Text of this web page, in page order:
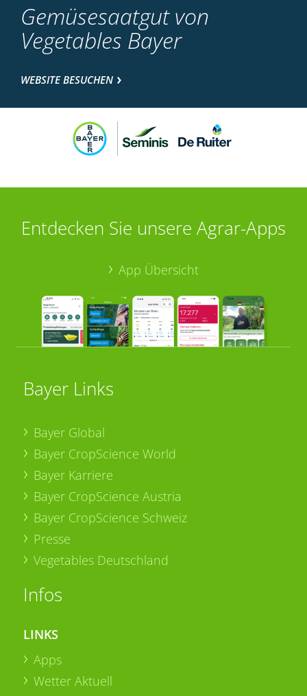
Gemüsesaatgut von
Vegetables Bayer
WEBSITE BESUCHEN
Entdecken Sie unsere Agrar-Apps
App Übersicht
Bayer Links
Bayer Global
Bayer CropScience World
Bayer Karriere
Bayer CropScience Austria
Bayer CropScience Schweiz
Presse
Vegetables Deutschland
Infos
LINKS
Apps
Wetter Aktuell